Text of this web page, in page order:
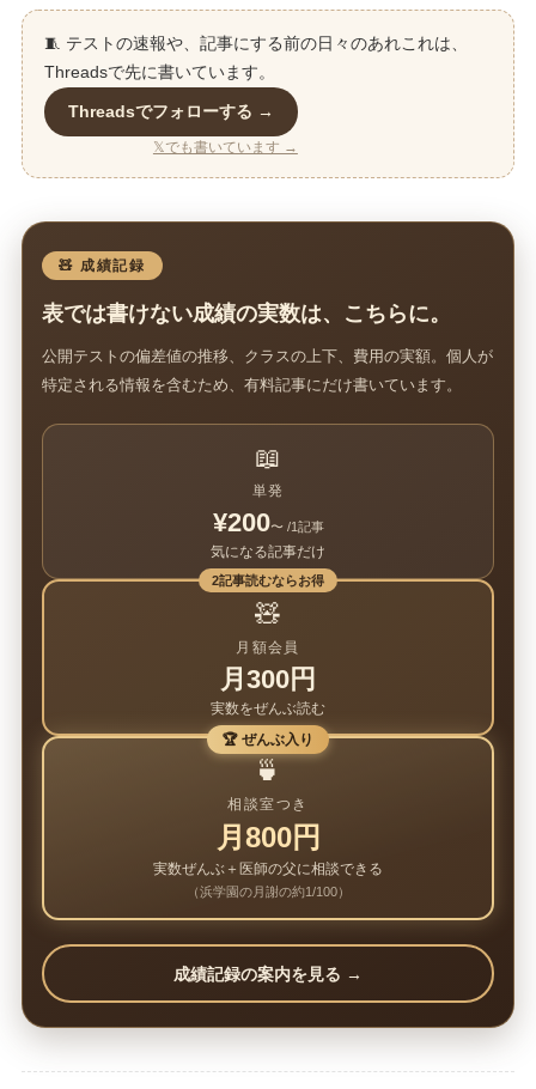
🧵 テストの速報や、記事にする前の日々のあれこれは、
Threadsで先に書いています。
Threadsでフォローする →
𝕏でも書いています →
🧸 成績記録
表では書けない成績の実数は、こちらに。
公開テストの偏差値の推移、クラスの上下、費用の実額。個人が
特定される情報を含むため、有料記事にだけ書いています。
📖
単発
¥200〜 /1記事
気になる記事だけ
2記事読むならお得
🧸
月額会員
月300円
実数をぜんぶ読む
🏆 ぜんぶ入り
🍵
相談室つき
月800円
実数ぜんぶ＋医師の父に相談できる
（浜学園の月謝の約1/100）
成績記録の案内を見る →